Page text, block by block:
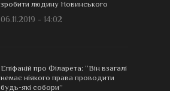
зробити людину Новинського
06.11.2019 - 14:02
Епіфаній про Філарета: “Він взагалі
немає ніякого права проводити
будь-які собори”